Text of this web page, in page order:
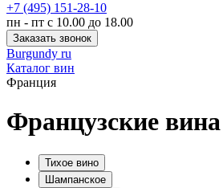
+7 (495) 151-28-10
пн - пт с 10.00 до 18.00
Заказать звонок
Burgundy ru
Каталог вин
Франция
Французские вина
Тихое вино
Шампанское